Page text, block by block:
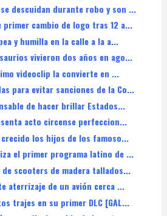
se descuidan durante robo y son ...
primer cambio de logo tras 12 a...
y humilla en la calle a la a...
vivieron dos años en ago...
videoclip la convierte en ...
para evitar sanciones de la Co...
de hacer brillar Estados...
acto circense perfeccion...
los hijos de los famoso...
el primer programa latino de ...
scooters de madera tallados...
aterrizaje de un avión cerca ...
trajes en su primer DLC [GAL...